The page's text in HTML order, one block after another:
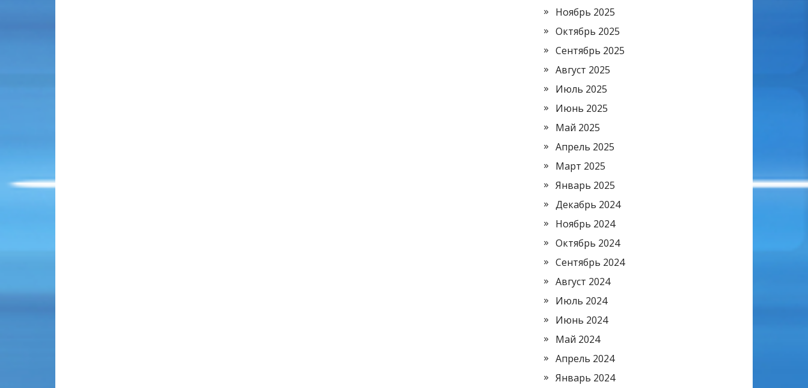
Ноябрь 2025
Октябрь 2025
Сентябрь 2025
Август 2025
Июль 2025
Июнь 2025
Май 2025
Апрель 2025
Март 2025
Январь 2025
Декабрь 2024
Ноябрь 2024
Октябрь 2024
Сентябрь 2024
Август 2024
Июль 2024
Июнь 2024
Май 2024
Апрель 2024
Январь 2024